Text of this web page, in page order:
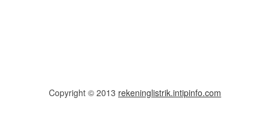
Copyright © 2013 rekeninglistrik.intipinfo.com